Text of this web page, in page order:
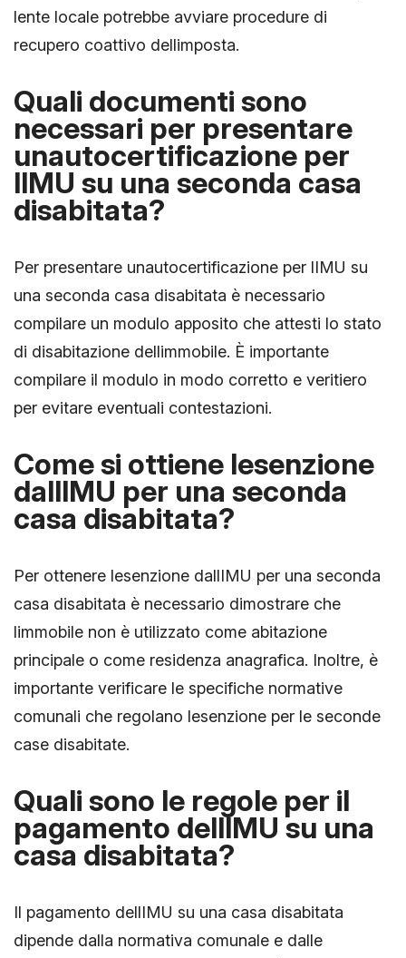
lente locale potrebbe avviare procedure di
recupero coattivo dellimposta.
Quali documenti sono
necessari per presentare
unautocertificazione per
lIMU su una seconda casa
disabitata?
Per presentare unautocertificazione per lIMU su
una seconda casa disabitata è necessario
compilare un modulo apposito che attesti lo stato
di disabitazione dellimmobile. È importante
compilare il modulo in modo corretto e veritiero
per evitare eventuali contestazioni.
Come si ottiene lesenzione
dallIMU per una seconda
casa disabitata?
Per ottenere lesenzione dallIMU per una seconda
casa disabitata è necessario dimostrare che
limmobile non è utilizzato come abitazione
principale o come residenza anagrafica. Inoltre, è
importante verificare le specifiche normative
comunali che regolano lesenzione per le seconde
case disabitate.
Quali sono le regole per il
pagamento dellIMU su una
casa disabitata?
Il pagamento dellIMU su una casa disabitata
dipende dalla normativa comunale e dalle